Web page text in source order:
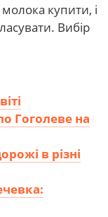
купити, і
Вибір
Гоголеве на
в різні